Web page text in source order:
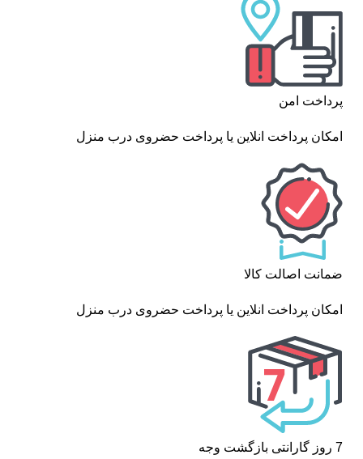
پرداخت امن
امکان پرداخت انلاین یا پرداخت حضروی درب منزل
ضمانت اصالت کالا
امکان پرداخت انلاین یا پرداخت حضروی درب منزل
7 روز گارانتی بازگشت وجه